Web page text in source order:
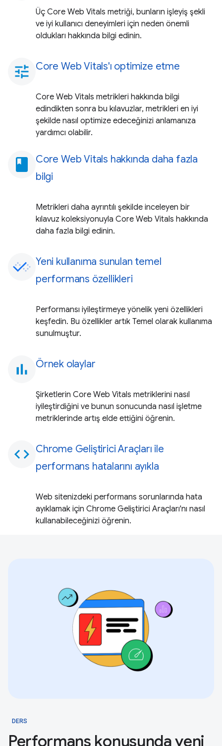
Üç Core Web Vitals metriği, bunların işleyiş şekli
ve iyi kullanıcı deneyimleri için neden önemli
oldukları hakkında bilgi edinin.
tune Core Web Vitals'ı optimize etme
Core Web Vitals metrikleri hakkında bilgi
edindikten sonra bu kılavuzlar, metrikleri en iyi
şekilde nasıl optimize edeceğinizi anlamanıza
yardımcı olabilir.
book
Core Web Vitals hakkında daha fazla
bilgi
Metrikleri daha ayrıntılı şekilde inceleyen bir
kılavuz koleksiyonuyla Core Web Vitals hakkında
daha fazla bilgi edinin.
Yeni kullanıma sunulan temel
performans özellikleri
Performansı iyileştirmeye yönelik yeni özellikleri
keşfedin. Bu özellikler artık Temel olarak kullanıma
sunulmuştur.
bar_chart Örnek olaylar
Şirketlerin Core Web Vitals metriklerini nasıl
iyileştirdiğini ve bunun sonucunda nasıl işletme
metriklerinde artış elde ettiğini öğrenin.
code Chrome Geliştirici Araçları ile
performans hatalarını ayıkla
Web sitenizdeki performans sorunlarında hata
ayıklamak için Chrome Geliştirici Araçları'nı nasıl
kullanabileceğinizi öğrenin.
DERS
Performans konusunda yeni